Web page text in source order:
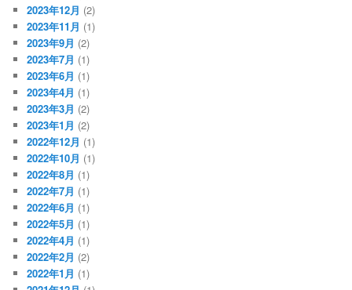
2023年12月 (2)
2023年11月 (1)
2023年9月 (2)
2023年7月 (1)
2023年6月 (1)
2023年4月 (1)
2023年3月 (2)
2023年1月 (2)
2022年12月 (1)
2022年10月 (1)
2022年8月 (1)
2022年7月 (1)
2022年6月 (1)
2022年5月 (1)
2022年4月 (1)
2022年2月 (2)
2022年1月 (1)